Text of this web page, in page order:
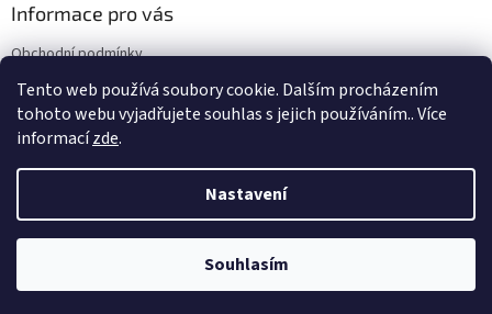
Tento web používá soubory cookie. Dalším procházením
tohoto webu vyjadřujete souhlas s jejich používáním.. Více
informacízde.
Nastavení
Souhlasím
Informace pro vás
Obchodní podmínky
Podmínky ochrany osobních údajů
Copyright 2026E-shop Zdravý život. Všechna práva vyhrazena.